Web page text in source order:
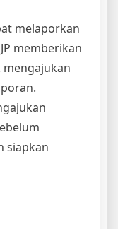
melaporkan
memberikan
siapkan